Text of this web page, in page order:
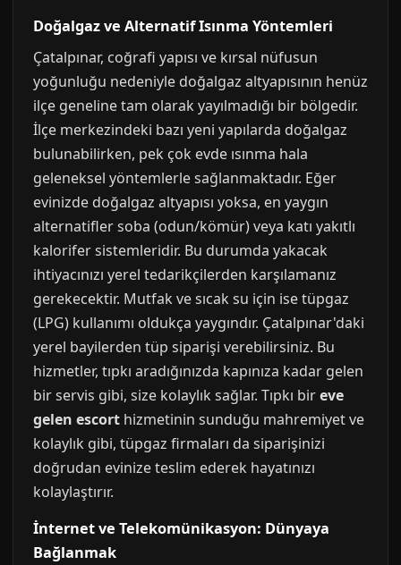
Doğalgaz ve Alternatif Isınma Yöntemleri
Çatalpınar, coğrafi yapısı ve kırsal nüfusun
yoğunluğu nedeniyle doğalgaz altyapısının henüz
ilçe geneline tam olarak yayılmadığı bir bölgedir.
İlçe merkezindeki bazı yeni yapılarda doğalgaz
bulunabilirken, pek çok evde ısınma hala
geleneksel yöntemlerle sağlanmaktadır. Eğer
evinizde doğalgaz altyapısı yoksa, en yaygın
alternatifler soba (odun/kömür) veya katı yakıtlı
kalorifer sistemleridir. Bu durumda yakacak
ihtiyacınızı yerel tedarikçilerden karşılamanız
gerekecektir. Mutfak ve sıcak su için ise tüpgaz
(LPG) kullanımı oldukça yaygındır. Çatalpınar'daki
yerel bayilerden tüp siparişi verebilirsiniz. Bu
hizmetler, tıpkı aradığınızda kapınıza kadar gelen
bir servis gibi, size kolaylık sağlar. Tıpkı bireve
gelen escort hizmetinin sunduğu mahremiyet ve
kolaylık gibi, tüpgaz firmaları da siparişinizi
doğrudan evinize teslim ederek hayatınızı
kolaylaştırır.
İnternet ve Telekomünikasyon: Dünyaya
Bağlanmak